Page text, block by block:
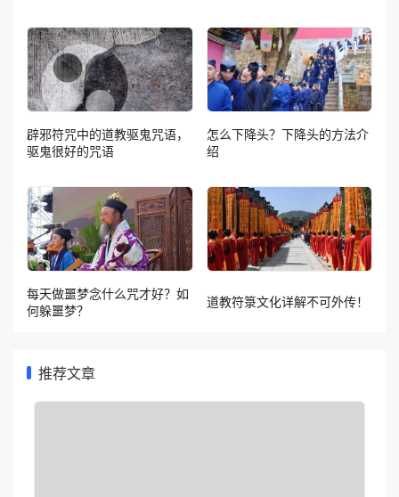
辟邪符咒中的道教驱鬼咒语，
驱鬼很好的咒语
怎么下降头？下降头的方法介
绍
每天做噩梦念什么咒才好？如
何躲噩梦？
道教符箓文化详解不可外传！
推荐文章